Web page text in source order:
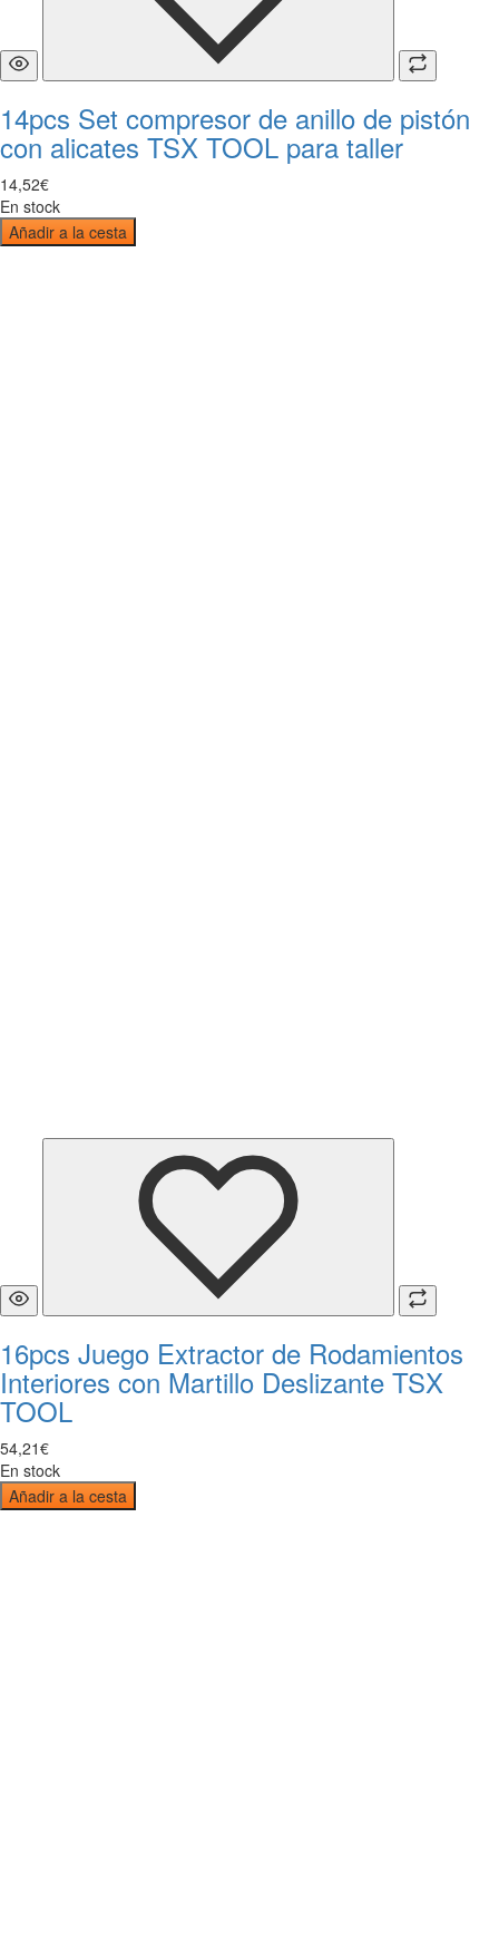
14pcs Set compresor de anillo de pistón
con alicates TSX TOOL para taller
14,52€
En stock
Añadir a la cesta
16pcs Juego Extractor de Rodamientos
Interiores con Martillo Deslizante TSX
TOOL
54,21€
En stock
Añadir a la cesta